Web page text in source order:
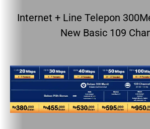
Internet + Line Telepon
New Basic 109